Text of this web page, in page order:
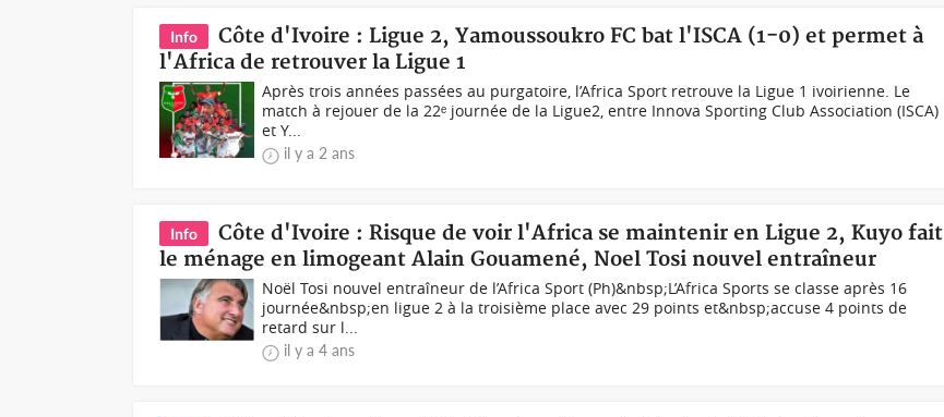
Info
Côte d'Ivoire : Ligue 2, Yamoussoukro FC bat l'ISCA (1-0) et permet à
l'Africa de retrouver la Ligue 1
Après trois années passées au purgatoire, l’Africa Sport retrouve la Ligue 1 ivoirienne. Le
match à rejouer de la 22ᵉ journée de la Ligue2, entre Innova Sporting Club Association (ISCA)
et Y...
il y a 2 ans
Info
Côte d'Ivoire : Risque de voir l'Africa se maintenir en Ligue 2, Kuyo fait
le ménage en limogeant Alain Gouamené, Noel Tosi nouvel entraîneur
Noël Tosi nouvel entraîneur de l’Africa Sport (Ph)&nbsp;L’Africa Sports se classe après 16
journée&nbsp;en ligue 2 à la troisième place avec 29 points et&nbsp;accuse 4 points de
retard sur l...
il y a 4 ans